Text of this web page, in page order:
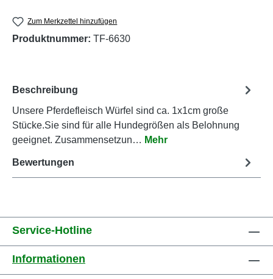
Zum Merkzettel hinzufügen
Produktnummer: TF-6630
Beschreibung
Unsere Pferdefleisch Würfel sind ca. 1x1cm große
Stücke.Sie sind für alle Hundegrößen als Belohnung
geeignet. Zusammensetzun… Mehr
Bewertungen
Service-Hotline
Informationen